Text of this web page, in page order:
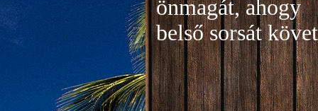
önmagát, ahogy
belső sorsát